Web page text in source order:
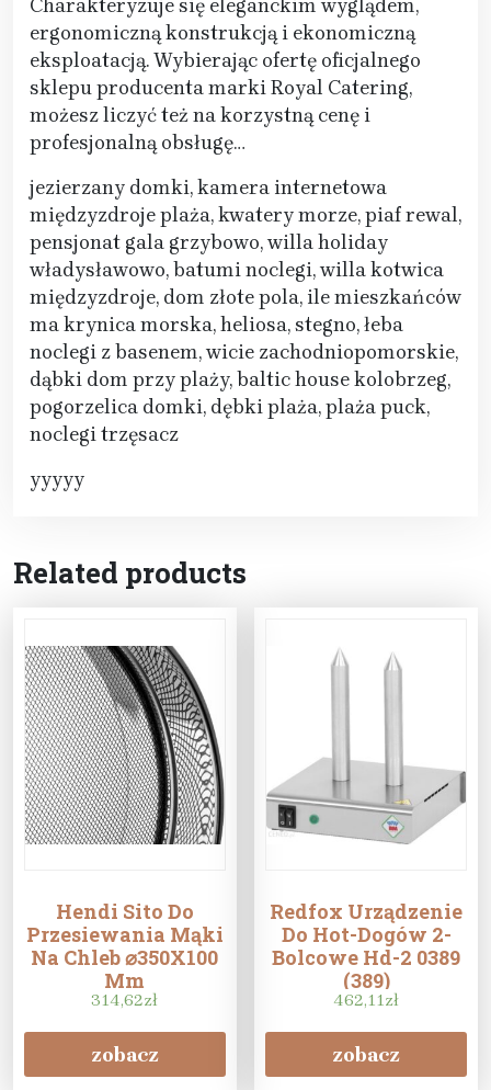
Charakteryzuje się eleganckim wyglądem,
ergonomiczną konstrukcją i ekonomiczną
eksploatacją. Wybierając ofertę oficjalnego
sklepu producenta marki Royal Catering,
możesz liczyć też na korzystną cenę i
profesjonalną obsługę…
jezierzany domki, kamera internetowa
międzyzdroje plaża, kwatery morze, piaf rewal,
pensjonat gala grzybowo, willa holiday
władysławowo, batumi noclegi, willa kotwica
międzyzdroje, dom złote pola, ile mieszkańców
ma krynica morska, heliosa, stegno, łeba
noclegi z basenem, wicie zachodniopomorskie,
dąbki dom przy plaży, baltic house kolobrzeg,
pogorzelica domki, dębki plaża, plaża puck,
noclegi trzęsacz
yyyyy
Related products
Hendi Sito Do
Przesiewania Mąki
Na Chleb ⌀350X100
Mm
314,62zł
zobacz
Redfox Urządzenie
Do Hot-Dogów 2-
Bolcowe Hd-2 0389
(389)
462,11zł
zobacz